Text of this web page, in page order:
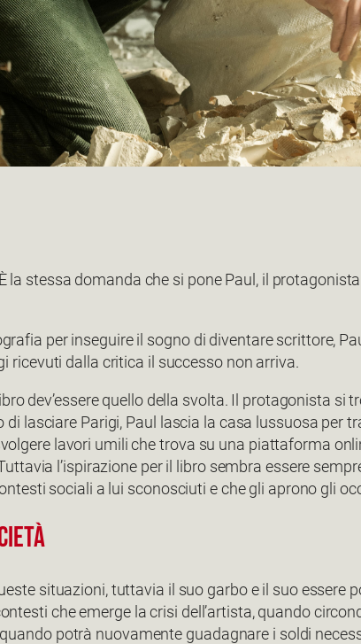
la stessa domanda che si pone Paul, il
per inseguire il sogno di diventare scrittore,
ricevuti dalla critica il successo non arriva.
dev’essere quello della svolta. Il protagonista si
lasciare Parigi, Paul lascia la casa lussuosa per
lavori umili che trova su una piattaforma
l’ispirazione per il libro sembra essere
sociali a lui sconosciuti e che gli aprono gli
situazioni, tuttavia il suo garbo e il suo essere
che emerge la crisi dell’artista, quando
potrà nuovamente guadagnare i soldi